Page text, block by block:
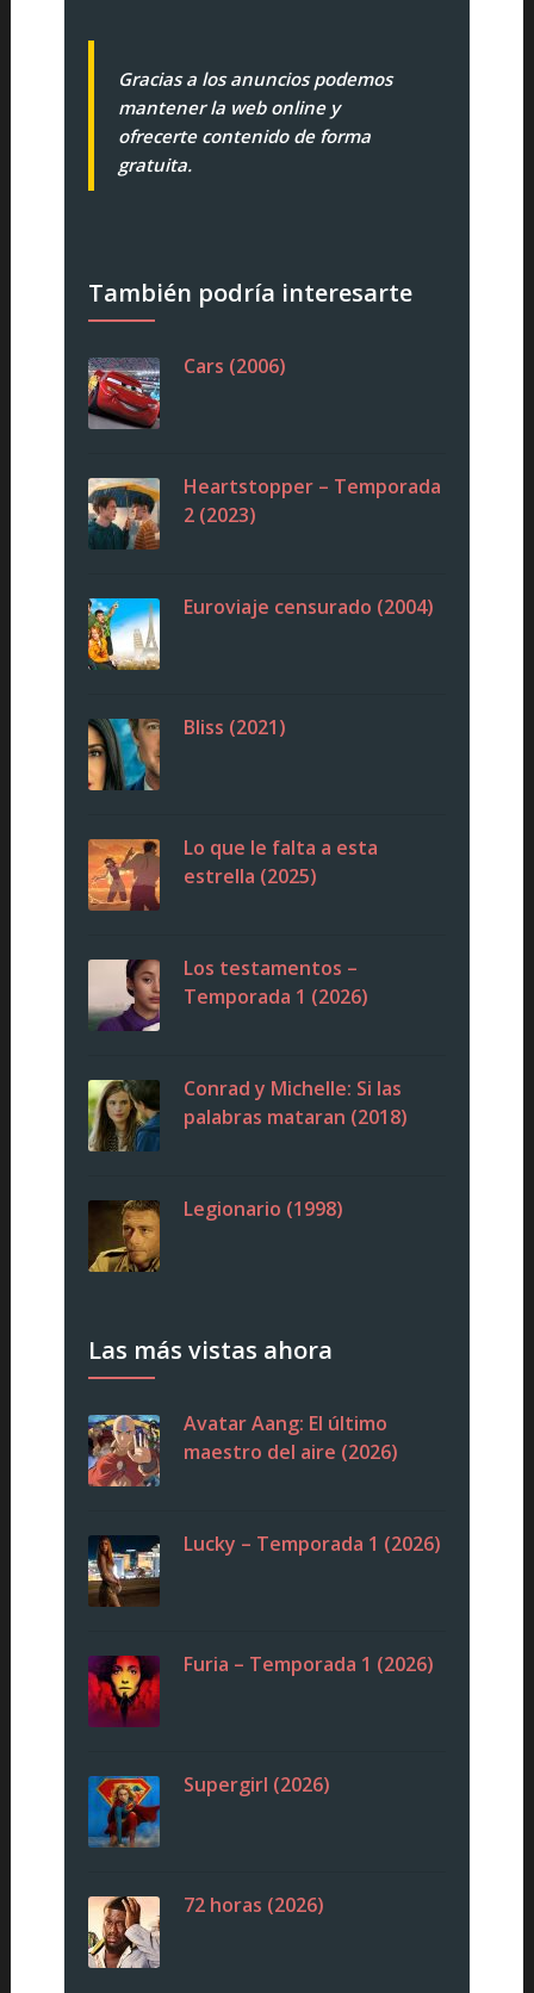
Gracias a los anuncios podemos
mantener la web online y
ofrecerte contenido de forma
gratuita.
También podría interesarte
Cars (2006)
Heartstopper – Temporada
2 (2023)
Euroviaje censurado (2004)
Bliss (2021)
Lo que le falta a esta
estrella (2025)
Los testamentos –
Temporada 1 (2026)
Conrad y Michelle: Si las
palabras mataran (2018)
Legionario (1998)
Las más vistas ahora
Avatar Aang: El último
maestro del aire (2026)
Lucky – Temporada 1 (2026)
Furia – Temporada 1 (2026)
Supergirl (2026)
72 horas (2026)